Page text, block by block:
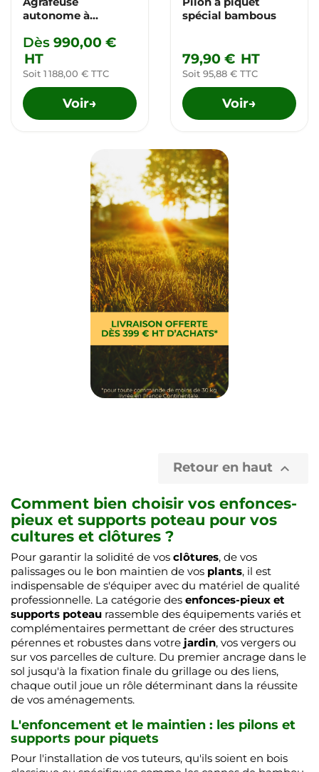
autonome à
complet
Dès 990,00 €
HT
Soit 1 188,00 € TTC
Voir→
spécial bambous
79,90 € HT
Soit 95,88 € TTC
Voir→
Retour en haut 
Comment bien choisir vos enfonces-
pieux et supports poteau pour vos
cultures et clôtures ?
Pour garantir la solidité de vos clôtures, de vos
palissages ou le bon maintien de vos plants, il est
indispensable de s'équiper avec du matériel de qualité
professionnelle. La catégorie des enfonces-pieux et
supports poteau rassemble des équipements variés et
complémentaires permettant de créer des structures
pérennes et robustes dans votre jardin, vos vergers ou
sur vos parcelles de culture. Du premier ancrage dans le
sol jusqu'à la fixation finale du grillage ou des liens,
chaque outil joue un rôle déterminant dans la réussite
de vos aménagements.
L'enfoncement et le maintien : les pilons et
supports pour piquets
Pour l'installation de vos tuteurs, qu'ils soient en bois